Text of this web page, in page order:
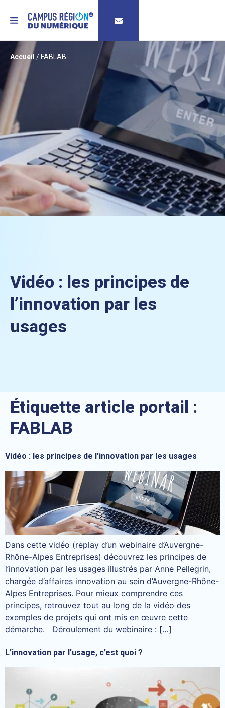
MENU
Accueil / FABLAB
Vidéo : les principes de
l’innovation par les
usages
Étiquette article portail :
FABLAB
Vidéo : les principes de l’innovation par les usages
Dans cette vidéo (replay d’un webinaire d’Auvergne-
Rhône-Alpes Entreprises) découvrez les principes de
l’innovation par les usages illustrés par Anne Pellegrin,
chargée d’affaires innovation au sein d’Auvergne-Rhône-
Alpes Entreprises. Pour mieux comprendre ces
principes, retrouvez tout au long de la vidéo des
exemples de projets qui ont mis en œuvre cette
démarche. Déroulement du webinaire : […]
L’innovation par l’usage, c’est quoi ?